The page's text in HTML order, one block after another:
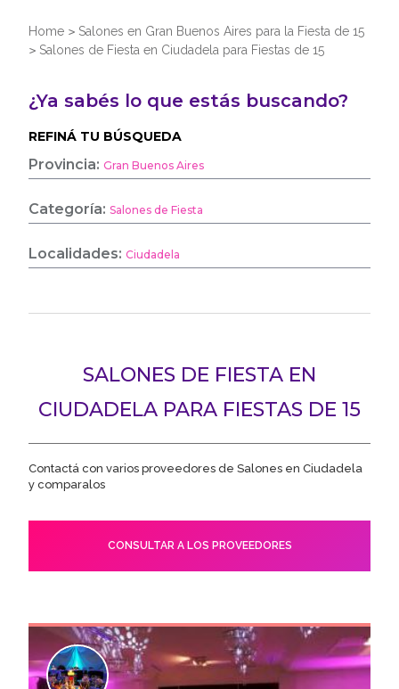
Home > Salones en Gran Buenos Aires para la Fiesta de 15
> Salones de Fiesta en Ciudadela para Fiestas de 15
¿Ya sabés lo que estás buscando?
REFINÁ TU BÚSQUEDA
Provincia:Gran Buenos Aires
Categoría:Salones de Fiesta
Localidades:Ciudadela
SALONES DE FIESTA EN
CIUDADELA PARA FIESTAS DE 15
Contactá con varios proveedores de Salones en Ciudadela
y comparalos
CONSULTAR A LOS PROVEEDORES